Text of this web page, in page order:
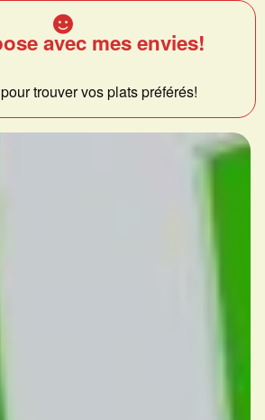
avec mes envies!
trouver vos plats préférés!